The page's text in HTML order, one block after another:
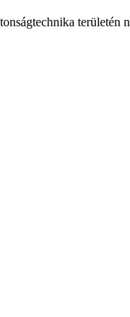
területén